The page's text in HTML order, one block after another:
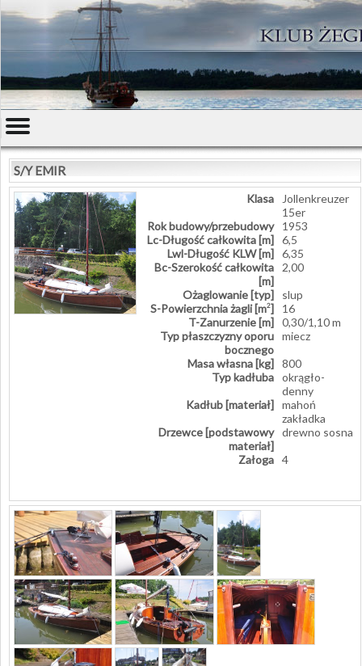
S/Y EMIR
Klasa
Jollenkreuzer
15er
Rok budowy/przebudowy
1953
Lc-Długość całkowita [m] 6,5
Lwl-Długość KLW [m] 6,35
Bc-Szerokość całkowita
[m]
2,00
Ożaglowanie [typ]
slup
S-Powierzchnia żagli [m2]
16
T-Zanurzenie [m] 0,30/1,10 m
Typ płaszczyzny oporu
bocznego
miecz
Masa własna [kg] 800
Typ kadłuba okrągło-
denny
Kadłub [materiał] mahoń
zakładka
Drzewce [podstawowy
materiał]
drewno sosna
Załoga 4